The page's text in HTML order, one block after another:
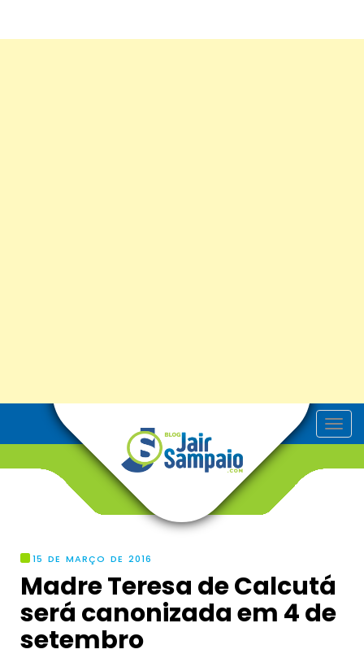
T
o
t
i
o
n
15 DE MARÇO DE 2016
Madre Teresa de Calcutá
será canonizada em 4 de
setembro